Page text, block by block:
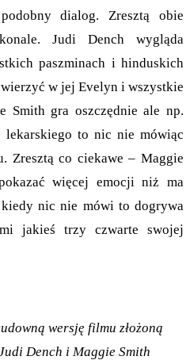
dialog. Zresztą obie
Judi Dench wygląda
paszminach i hinduskich
w jej Evelyn i wszystkie
gra oszczędnie ale np.
to nic nie mówiąc
Zresztą co ciekawe – Maggie
więcej emocji niż ma
nic nie mówi to dogrywa
jakieś trzy czwarte swojej
wersję filmu złożoną
Dench i Maggie Smith